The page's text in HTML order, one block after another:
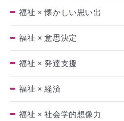
福祉 × 懐かしい思い出
福祉 × 意思決定
福祉 × 発達支援
福祉 × 経済
福祉 × 社会学的想像力